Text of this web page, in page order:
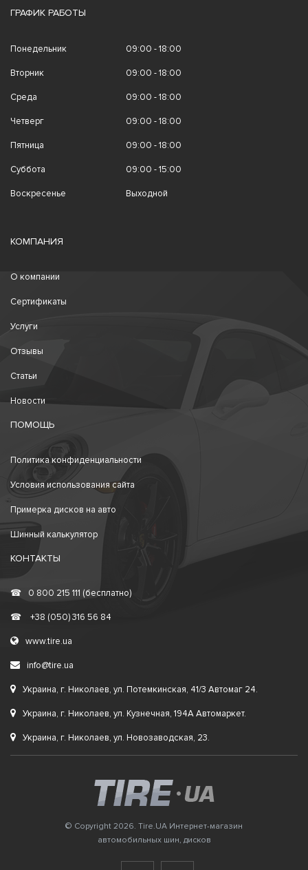
ГРАФИК РАБОТЫ
Понедельник 09:00 - 18:00
Вторник 09:00 - 18:00
Среда 09:00 - 18:00
Четверг 09:00 - 18:00
Пятница 09:00 - 18:00
Суббота 09:00 - 15:00
Воскресенье Выходной
КОМПАНИЯ
О компании
Сертификаты
Услуги
Отзывы
Статьи
Новости
ПОМОЩЬ
Политика конфиденциальности
Условия использования сайта
Примерка дисков на авто
Шинный калькулятор
КОНТАКТЫ
☎ 0 800 215 111 (бесплатно)
☎ +38 (050) 316 56 84
www.tire.ua
info@tire.ua
Украина, г. Николаев, ул. Потемкинская, 41/3 Автомаг 24.
Украина, г. Николаев, ул. Кузнечная, 194А Автомаркет.
Украина, г. Николаев, ул. Новозаводская, 23.
© Copyright 2026. Tire.UA Интернет-магазин
автомобильных шин, дисков